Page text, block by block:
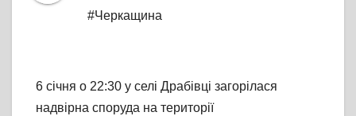
#Черкащина
6 січня о 22:30 у селі Драбівці загорілася
надвірна споруда на території